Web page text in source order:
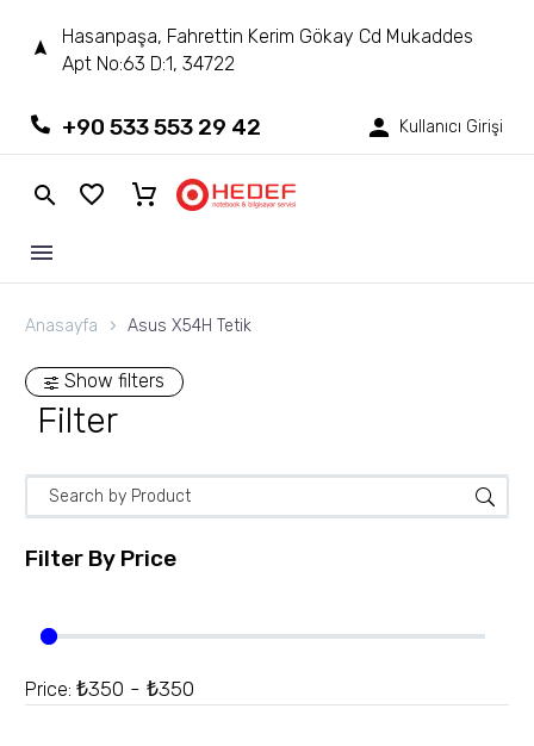
Hasanpaşa, Fahrettin Kerim Gökay Cd Mukaddes
Apt No:63 D:1, 34722
+90 533 553 29 42 Kullanıcı Girişi
Anasayfa Asus X54H Tetik
Show filters
Filter
Filter By Price
Price: ₺350 - ₺350